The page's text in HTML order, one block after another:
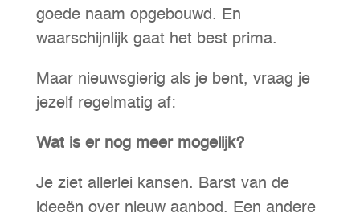
goede naam opgebouwd. En
waarschijnlijk gaat het best prima.
Maar nieuwsgierig als je bent, vraag je
jezelf regelmatig af:
Wat is er nog meer mogelijk?
Je ziet allerlei kansen. Barst van de
ideeën over nieuw aanbod. Een andere